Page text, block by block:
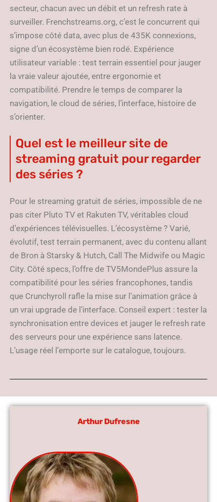
secteur, chacun avec un débit et un refresh rate à
surveiller. Frenchstreams.org, c’est le concurrent qui
s’impose côté data, avec plus de 435K connexions,
signe d’un écosystème bien rodé. Expérience
utilisateur variable : test terrain essentiel pour jauger
la vraie valeur ajoutée, entre ergonomie et
compatibilité. Prendre le temps de comparer la
navigation, le cloud de séries, l’interface, histoire de
s’orienter.
Quel est le meilleur site de
streaming gratuit pour regarder
des séries ?
Pour le streaming gratuit de séries, impossible de ne
pas citer Pluto TV et Rakuten TV, véritables cloud
d’expériences télévisuelles. L’écosystème ? Varié,
évolutif, test terrain permanent, avec du contenu allant
de Bron à Starsky & Hutch, Call The Midwife ou Magic
City. Côté specs, l’offre de TV5MondePlus assure la
compatibilité pour les séries francophones, tandis
que Crunchyroll rafle la mise sur l’animation grâce à
un vrai upgrade de l’interface. Conseil expert : tester la
synchronisation entre devices et jauger le refresh rate
des serveurs pour une expérience sans latence.
L’usage réel l’emporte sur le catalogue, toujours.
Arthur Dufresne